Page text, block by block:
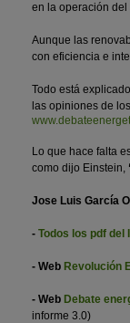
en la operación
Aunque las
con eficiencia e
Todo está
las opiniones de
Lo que hace falta
como dijo Einstein,
Jose Luis García
- Todos los pdf del
- Web Revolución
- Web Debate
informe 3.0)